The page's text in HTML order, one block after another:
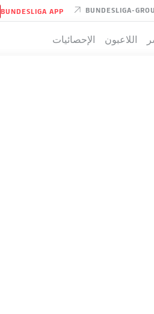
BUNDESLIGA-
BUNDESLIGA APP
اللاعبون الإحصائيات